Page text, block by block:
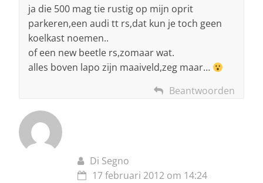
ja die 500 mag tie rustig op mijn oprit
parkeren,een audi tt rs,dat kun je toch geen
koelkast noemen..
of een new beetle rs,zomaar wat.
alles boven lapo zijn maaiveld,zeg maar…
Beantwoorden
Di Segno
17 februari 2012 om 14:24